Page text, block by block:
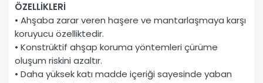
ÖZELLİKLERİ
• Ahşaba zarar veren haşere ve mantarlaşmaya karşı
koruyucu özelliktedir.
• Konstrüktif ahşap koruma yöntemleri çürüme
oluşum riskini azaltır.
• Daha yüksek katı madde içeriği sayesinde yaban